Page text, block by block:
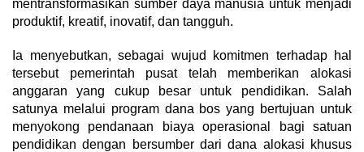
mentransformasikan sumber daya manusia untuk menjadi
produktif, kreatif, inovatif, dan tangguh.
Ia menyebutkan, sebagai wujud komitmen terhadap hal
tersebut pemerintah pusat telah memberikan alokasi
anggaran yang cukup besar untuk pendidikan. Salah
satunya melalui program dana bos yang bertujuan untuk
menyokong pendanaan biaya operasional bagi satuan
pendidikan dengan bersumber dari dana alokasi khusus